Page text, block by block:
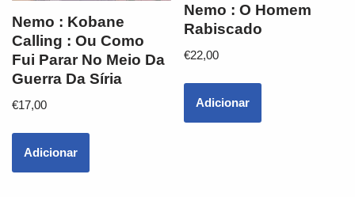
Nemo : Kobane
Calling : Ou Como
Fui Parar No Meio Da
Guerra Da Síria
€17,00
Adicionar
Nemo : O Homem
Rabiscado
€22,00
Adicionar